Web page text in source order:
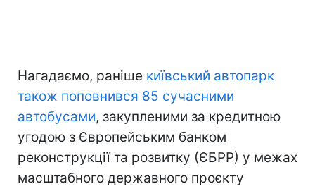
Нагадаємо, раніше київський автопарк
також поповнився 85 сучасними
автобусами, закупленими за кредитною
угодою з Європейським банком
реконструкції та розвитку (ЄБРР) у межах
масштабного державного проєкту